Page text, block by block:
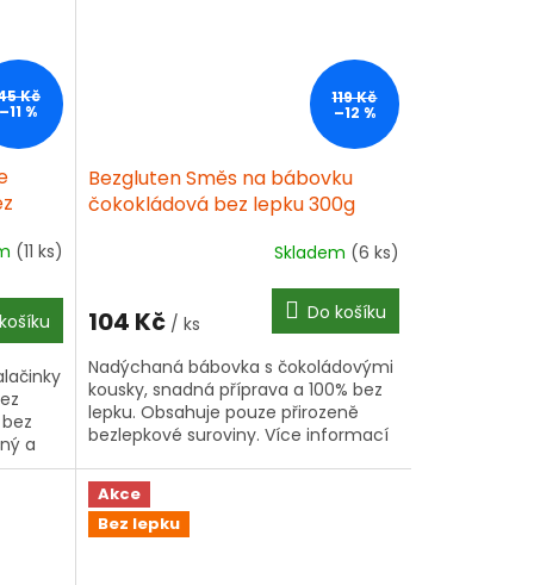
Kč
–11 %
(11 ks)
a
119 Kč
–12 %
Bezgluten Směs na bábovku
čokokládová bez lepku 300g
Skladem (6 ks)
104 Kč / ks Do košíku
Nadýchaná bábovka s čokoládovými
kousky, snadná příprava a 100% bez
lepku. Obsahuje pouze přirozeně
bezlepkové suroviny. Více informací
Akce
Bez lepku